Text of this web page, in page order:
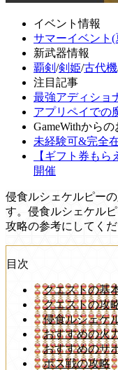
イベント情報
サマーイベント(
新武器情報
覇剣 /剣姫/古代機
注目記事
最強アディショ
アプリペイでの
GameWithから
未経験可&完全
【ギフト券もら
開催
侵食ルシェケルピー
す。侵食ルシェケル
攻略の参考にしてくだ
目次
クエストの基
クエストの攻
侵食ルシェケ
おすすめの火
おすすめのサ
ボス戦の攻略